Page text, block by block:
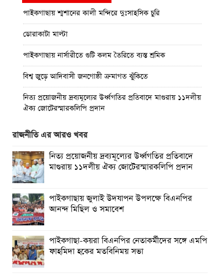
পাইকগাছায় শ্মশানের কালী মন্দিরে দুঃসাহসিক চুরি
ডোরাকাটা মাল্টা
পাইকগাছায় নার্সারীতে গুটি কলম তৈরিতে ব্যস্ত শ্রমিক
বিশ্ব জুড়ে আদিবাসী জনগোষ্ঠী ক্রমাগত ঝুঁকিতে
নিত্য প্রয়োজনীয় দ্রব্যমূল্যের উর্ধ্বগতির প্রতিবাদে মাগুরায় ১১দলীয়
ঐক্য জোটেরস্মারকলিপি প্রদান
মাগুরায় সাকিব আল হাসানের বাড়িতে ভাঙচুর, পেট্রোল নিক্ষেপ ও
অগ্নিসংযোগ
পাইকগাছায় শিক্ষার্থী ও গরীব-দুস্থদের মাঝে সাইকেল-ভ্যান ও
সেলাই মেশিন বিতরণ
পাইকগাছায় জুলাই উদযাপন উপলক্ষে বিএনপির আনন্দ মিছিল ও
সমাবেশ
রাজনীতি এর আরও খবর
নিত্য প্রয়োজনীয় দ্রব্যমূল্যের উর্ধ্বগতির প্রতিবাদে
মাগুরায় ১১দলীয় ঐক্য জোটেরস্মারকলিপি প্রদান
পাইকগাছায় জুলাই উদযাপন উপলক্ষে বিএনপির
আনন্দ মিছিল ও সমাবেশ
পাইকগাছা-কয়রা বিএনপির নেতাকর্মীদের সঙ্গে এমপি
ফাহমিদা হকের মতবিনিময় সভা